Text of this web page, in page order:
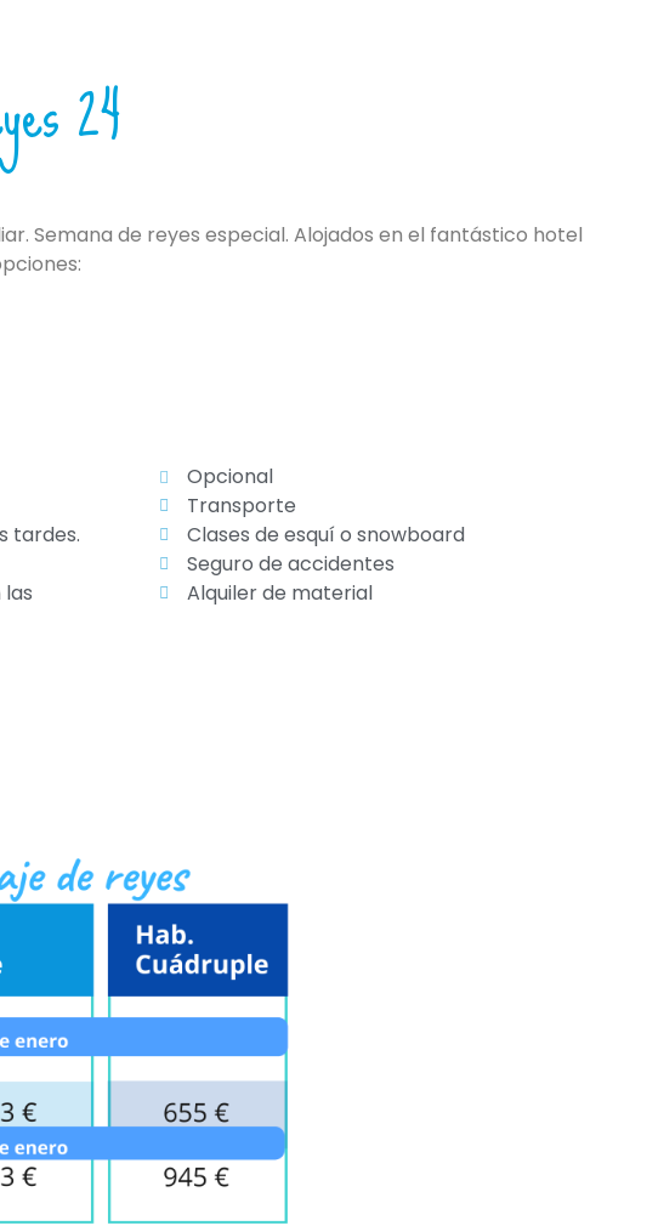
24
Semana de reyes especial. Alojados en el fantástico hotel
tardes.
Opcional
Transporte
Clases de esquí o snowboard
Seguro de accidentes
Alquiler de material